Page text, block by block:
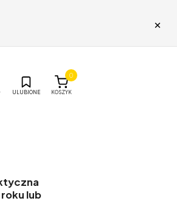
×
ULUBIONE KOSZYK
0
lub